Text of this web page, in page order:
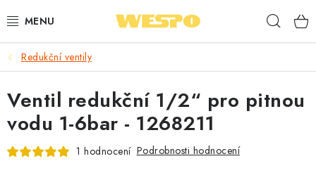
na
ARMATURY PRO TOPENÍ A VODU
TOPENÍ A OHŘEV VODY
TVAROVKY A TRUBKY
Redukční ventily
Ventil redukční 1/2“ pro pitnou
vodu 1-6bar - 1268211
1 hodnocení Podrobnosti hodnocení